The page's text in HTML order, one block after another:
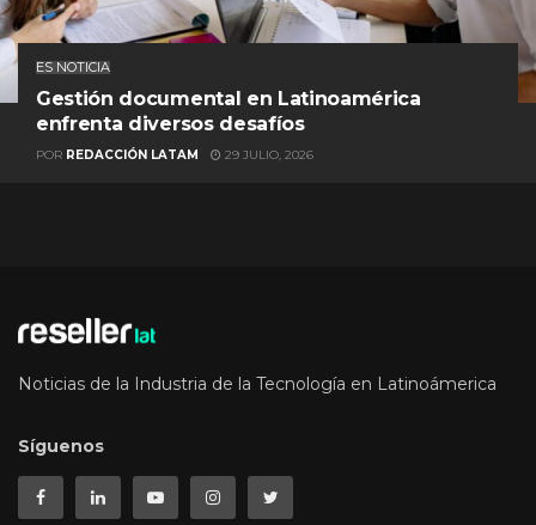
ES NOTICIA
Gestión documental en Latinoamérica
enfrenta diversos desafíos
POR REDACCIÓN LATAM 29 JULIO, 2026
Noticias de la Industria de la Tecnología en Latinoámerica
Síguenos